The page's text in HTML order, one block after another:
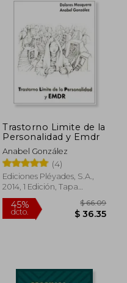
dcto.
Trastorno Limite de la
Personalidad y Emdr
Anabel González
(4)
Ediciones Pléyades, S.A.,
2014, 1 Edición, Tapa
Blanda, Nuevo